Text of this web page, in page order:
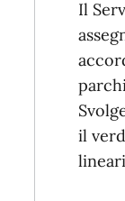
Il
il